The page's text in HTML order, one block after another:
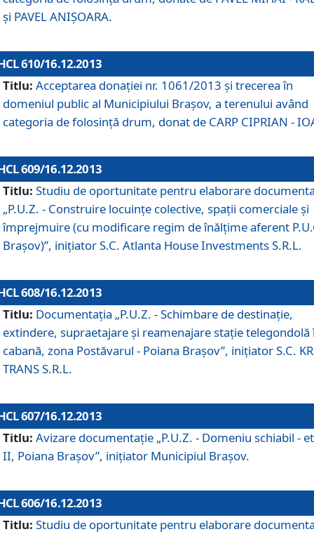
şi PAVEL ANIŞOARA.
610/16.12.2013
Titlu: Acceptarea donaţiei nr. 1061/2013 şi trecerea în
domeniul public al Municipiului Braşov, a terenului având
categoria de folosinţă drum, donat de CARP CIPRIAN -
609/16.12.2013
Titlu: Studiu de oportunitate pentru elaborare
„P.U.Z. - Construire locuinţe colective, spaţii comerciale şi
împrejmuire (cu modificare regim de înălţime aferent
Braşov)”, iniţiator S.C. Atlanta House Investments S.R.L.
608/16.12.2013
Titlu: Documentaţia „P.U.Z. - Schimbare de destinaţie,
extindere, supraetajare şi reamenajare staţie telegondolă
cabană, zona Postăvarul - Poiana Braşov”, iniţiator S.C.
TRANS S.R.L.
607/16.12.2013
Titlu: Avizare documentaţie „P.U.Z. - Domeniu schiabil -
II, Poiana Braşov”, iniţiator Municipiul Braşov.
606/16.12.2013
Titlu: Studiu de oportunitate pentru elaborare